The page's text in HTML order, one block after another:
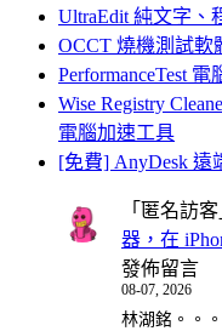
UltraEdit 純文字、
OCCT 燒機測試軟
PerformanceTest
Wise Registry
電腦加速工具
[免費] AnyDesk 遠
「 匿名訪客
器，在
發佈留言
08-07, 2026
林湖銘。。。